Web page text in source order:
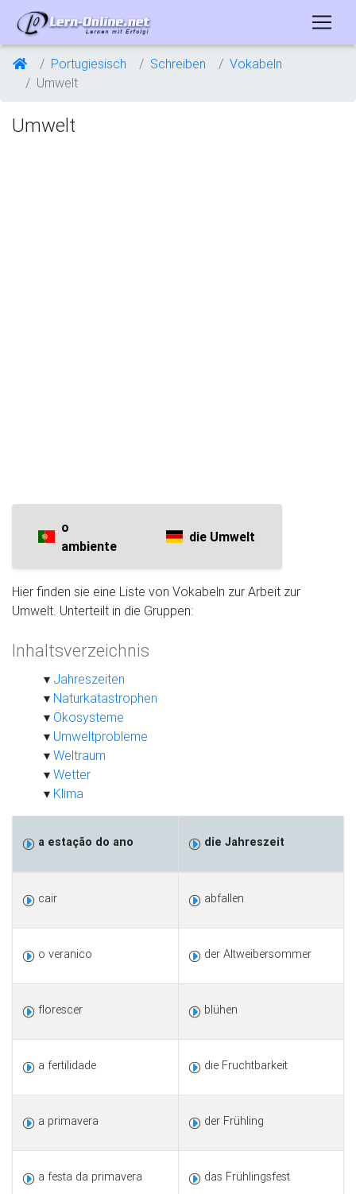
Portugiesisch Schreiben
Vokabeln
Umwelt
Umwelt
o
ambiente
die Umwelt
Hier finden sie eine Liste von Vokabeln zur Arbeit zur
Umwelt. Unterteilt in die Gruppen:
Inhaltsverzeichnis
Jahreszeiten
Naturkatastrophen
Ökosysteme
Umweltprobleme
Weltraum
Wetter
Klima
a estação do ano die Jahreszeit
cair abfallen
o veranico der Altweibersommer
florescer blühen
a fertilidade die Fruchtbarkeit
a primavera der Frühling
a festa da primavera das Frühlingsfest